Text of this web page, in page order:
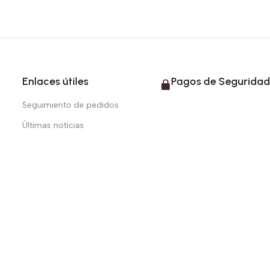
Enlaces útiles
Seguimiento de pedidos
Últimas noticias
Pagos de Seguridad